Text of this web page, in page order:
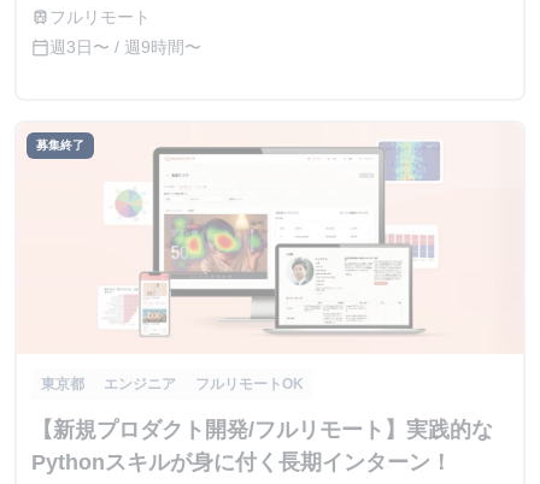
train フルリモート
calendar_today週3日〜 / 週9時間〜
募集終了
東京都 エンジニア フルリモートOK
【新規プロダクト開発/フルリモート】実践的な
Pythonスキルが身に付く長期インターン！